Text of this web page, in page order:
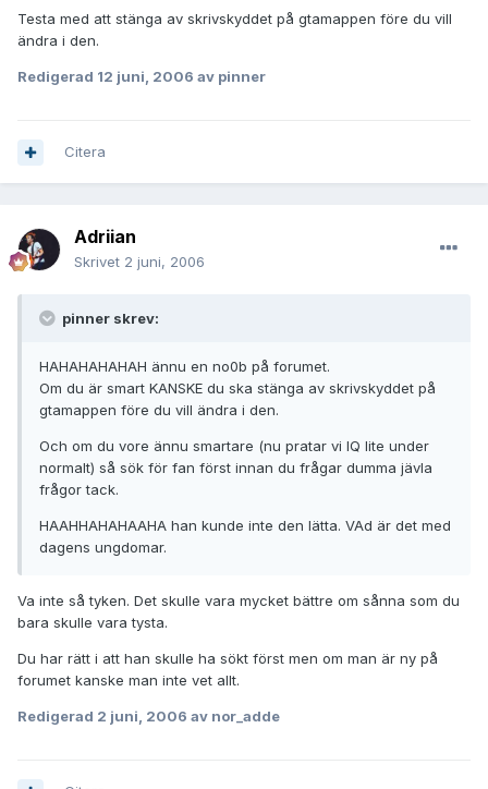
Testa med att stänga av skrivskyddet på gtamappen före du vill
ändra i den.
Redigerad 12 juni, 2006 av pinner
Citera
Adriian
Skrivet 2 juni, 2006
pinner skrev:
HAHAHAHAHAH ännu en no0b på forumet.
Om du är smart KANSKE du ska stänga av skrivskyddet på
gtamappen före du vill ändra i den.
Och om du vore ännu smartare (nu pratar vi IQ lite under
normalt) så sök för fan först innan du frågar dumma jävla
frågor tack.
HAAHHAHAHAAHA han kunde inte den lätta. VAd är det med
dagens ungdomar.
Va inte så tyken. Det skulle vara mycket bättre om sånna som du
bara skulle vara tysta.
Du har rätt i att han skulle ha sökt först men om man är ny på
forumet kanske man inte vet allt.
Redigerad 2 juni, 2006 av nor_adde